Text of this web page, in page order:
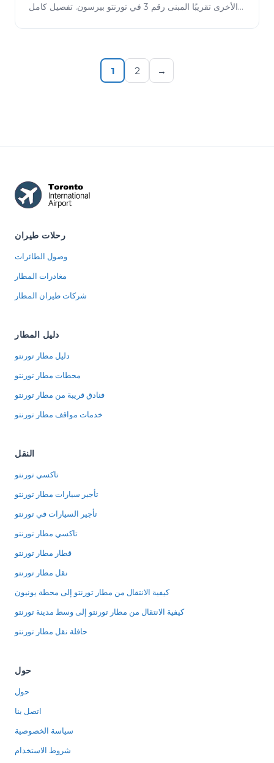
الأخرى تقريبًا المبنى رقم 3 في تورنتو بيرسون. تفصيل كامل
1 2 →
رحلات طيران
وصول الطائرات
مغادرات المطار
شركات طيران المطار
دليل المطار
دليل مطار تورنتو
محطات مطار تورنتو
فنادق قريبة من مطار تورنتو
خدمات مواقف مطار تورنتو
النقل
تاكسي تورنتو
تأجير سيارات مطار تورنتو
تأجير السيارات في تورنتو
تاكسي مطار تورنتو
قطار مطار تورنتو
نقل مطار تورنتو
كيفية الانتقال من مطار تورنتو إلى محطة يونيون
كيفية الانتقال من مطار تورنتو إلى وسط مدينة تورنتو
حافلة نقل مطار تورنتو
حول
حول
اتصل بنا
سياسة الخصوصية
شروط الاستخدام